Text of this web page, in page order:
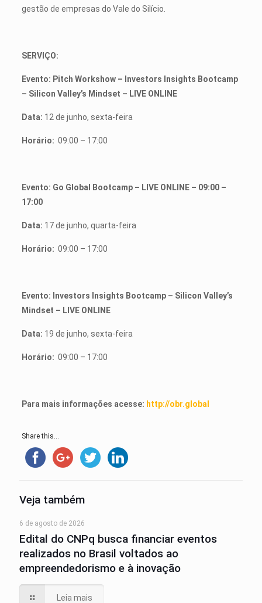
gestão de empresas do Vale do Silício.
SERVIÇO:
Evento: Pitch Workshow – Investors Insights Bootcamp
– Silicon Valley’s Mindset – LIVE ONLINE
Data: 12 de junho, sexta-feira
Horário: 09:00 – 17:00
Evento: Go Global Bootcamp – LIVE ONLINE – 09:00 –
17:00
Data: 17 de junho, quarta-feira
Horário: 09:00 – 17:00
Evento: Investors Insights Bootcamp – Silicon Valley’s
Mindset – LIVE ONLINE
Data: 19 de junho, sexta-feira
Horário: 09:00 – 17:00
Para mais informações acesse: http://obr.global
Share this...
Veja também
6 de agosto de 2026
Edital do CNPq busca financiar eventos
realizados no Brasil voltados ao
empreendedorismo e à inovação
Leia mais